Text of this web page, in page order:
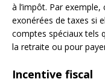
à l’impôt. Par
exonérées de taxes si
comptes spéciaux tels
la retraite ou pour
Incentive fiscal